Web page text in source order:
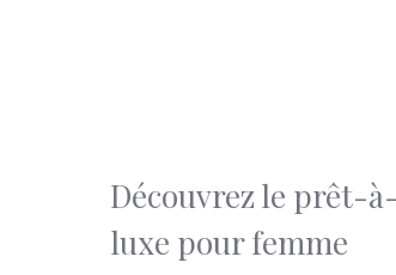
Découvrez le prêt-
luxe pour femme